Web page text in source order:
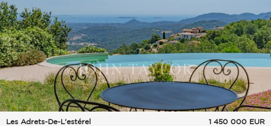
Les Adrets-De-L'estérel
1 450 000 EUR